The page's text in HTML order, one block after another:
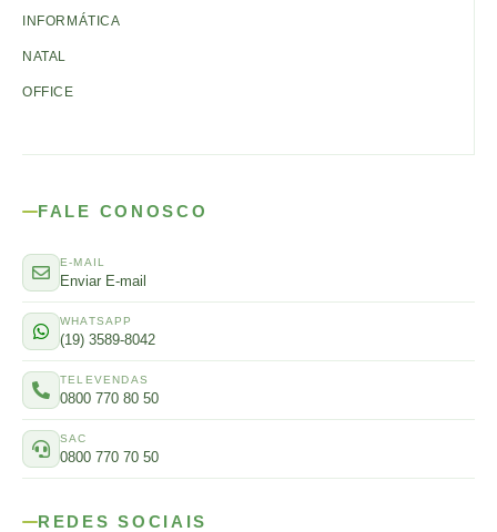
INFORMÁTICA
NATAL
OFFICE
FALE CONOSCO
E-MAIL
Enviar E-mail
WHATSAPP
(19) 3589-8042
TELEVENDAS
0800 770 80 50
SAC
0800 770 70 50
REDES SOCIAIS